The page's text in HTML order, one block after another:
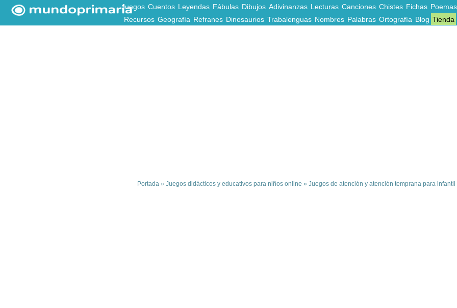
Juegos Cuentos Leyendas Fábulas Dibujos Adivinanzas Lecturas Canciones Chistes Fichas Poemas
Recursos Geografía Refranes Dinosaurios Trabalenguas Nombres Palabras Ortografía Blog Tienda
Portada» Juegos didácticos y educativos para niños online » Juegos de atención y atención temprana para infantil